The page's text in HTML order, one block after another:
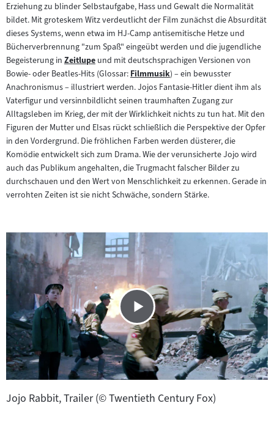
Erziehung zu blinder Selbstaufgabe, Hass und Gewalt die Normalität
bildet. Mit groteskem Witz verdeutlicht der Film zunächst die Absurdität
dieses Systems, wenn etwa im HJ-Camp antisemitische Hetze und
Bücherverbrennung "zum Spaß" eingeübt werden und die jugendliche
Begeisterung in Zum
Inhalt:
Zeitlupe und mit deutschsprachigen Versionen von
Bowie- oder Beatles-Hits (Glossar:Zum
Inhalt:
Filmmusik) – ein bewusster
Anachronismus – illustriert werden. Jojos Fantasie-Hitler dient ihm als
Vaterfigur und versinnbildlicht seinen traumhaften Zugang zur
Alltagsleben im Krieg, der mit der Wirklichkeit nichts zu tun hat. Mit den
Figuren der Mutter und Elsas rückt schließlich die Perspektive der Opfer
in den Vordergrund. Die fröhlichen Farben werden düsterer, die
Komödie entwickelt sich zum Drama. Wie der verunsicherte Jojo wird
auch das Publikum angehalten, die Trugmacht falscher Bilder zu
durchschauen und den Wert von Menschlichkeit zu erkennen. Gerade in
verrohten Zeiten ist sie nicht Schwäche, sondern Stärke.
Jojo Rabbit, Trailer (© Twentieth Century Fox)